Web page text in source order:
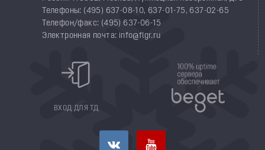
Телефоны: (495) 637-08-10, 637-01-75, 637-02-65
Телефон/факс: (495) 637-06-15
Электронная почта: info@flgr.ru
ВХОД ДЛЯ ТД